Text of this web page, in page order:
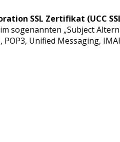
SSL Zertifikat (UCC
sogenannten „Subject
Unified Messaging,